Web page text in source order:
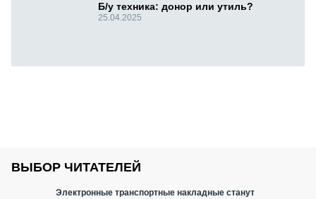
Б/у техника: донор или утиль?
25.04.2025
ВЫБОР ЧИТАТЕЛЕЙ
Электронные транспортные накладные станут